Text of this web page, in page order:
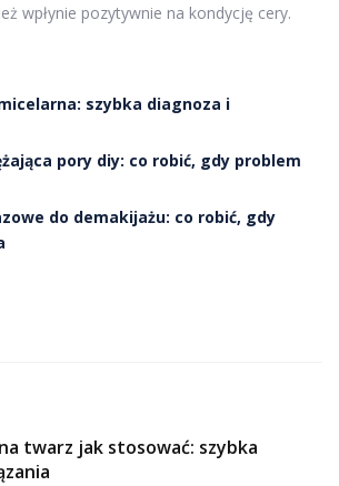
wpłynie pozytywnie na kondycję cery.
szybka diagnoza i
pory diy: co robić, gdy problem
do demakijażu: co robić, gdy
twarz jak stosować: szybka